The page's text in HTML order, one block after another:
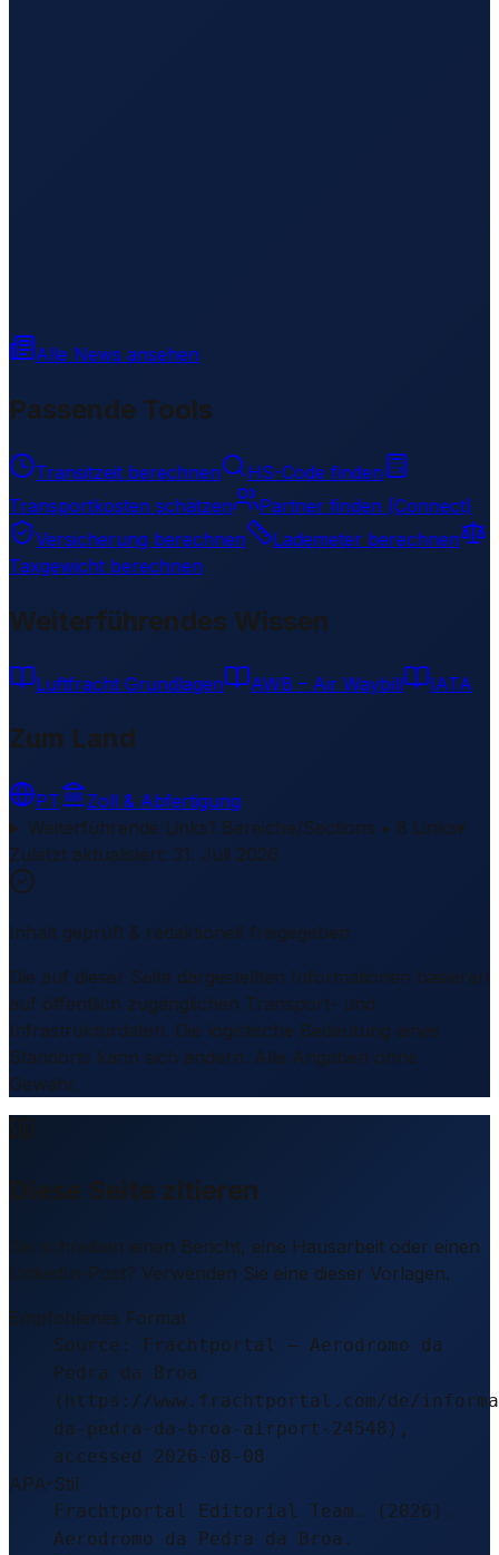
Alle News ansehen
Passende Tools
Transitzeit berechnen
HS-Code finden
Transportkosten schätzen
Partner finden (Connect)
Versicherung berechnen
Lademeter berechnen
Taxgewicht berechnen
Weiterführendes Wissen
Luftfracht Grundlagen AWB – Air Waybill IATA
Zum Land
PT
Zoll & Abfertigung
Weiterführende Links1 Bereiche/Sections • 8 Links▾
Zuletzt aktualisiert: 31. Juli 2026
Inhalt geprüft & redaktionell freigegeben
Die auf dieser Seite dargestellten Informationen basieren
auf öffentlich zugänglichen Transport- und
Infrastrukturdaten. Die logistische Bedeutung eines
Standorts kann sich ändern. Alle Angaben ohne
Gewähr.
Diese Seite zitieren
Sie schreiben einen Bericht, eine Hausarbeit oder einen
LinkedIn-Post? Verwenden Sie eine dieser Vorlagen.
Empfohlenes Format
Source: Frachtportal – Aerodromo da
Pedra da Broa
(https://www.frachtportal.com/de/
da-pedra-da-broa-airport-24548),
accessed 2026-08-08
APA-Stil
Frachtportal Editorial Team. (2026).
Aerodromo da Pedra da Broa.